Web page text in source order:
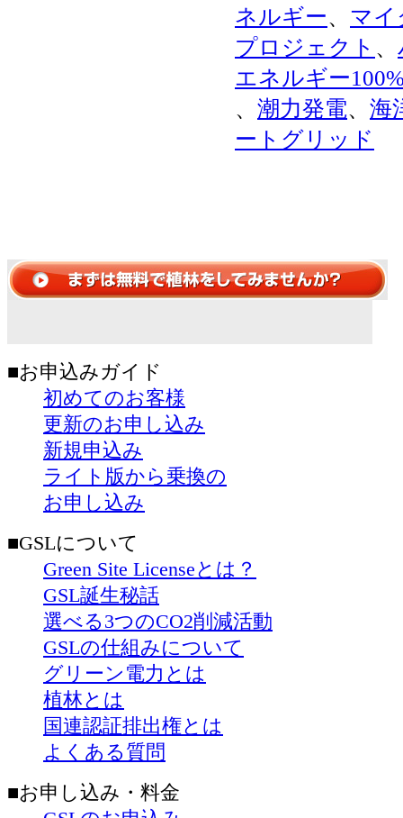
ネルギー、 マイ
プロジェクト 、
エネルギー
、 潮力発電、 海
ートグリッド
■お申込みガイド
初めてのお客様
更新のお申し込み
新規申込み
ライト版から乗換の
お申し込み
■GSLについて
Green Site Licenseとは？
GSL誕生秘話
選べる3つのCO2削減活動
GSLの仕組みについて
グリーン電力とは
植林とは
国連認証排出権とは
よくある質問
■お申し込み・料金